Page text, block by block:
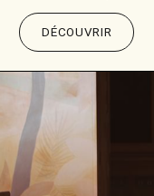
DÉCOUVRIR